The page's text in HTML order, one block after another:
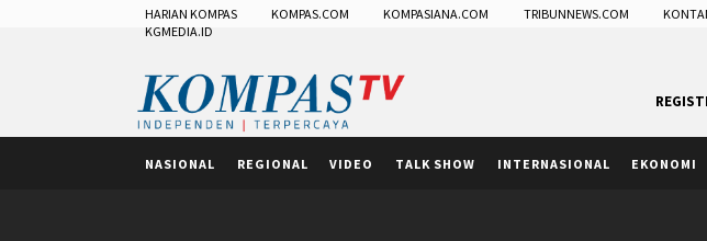
HARIAN KOMPAS KOMPAS.COM KOMPASIANA.COM TRIBUNNEWS.COM
KGMEDIA.ID
NASIONAL REGIONAL VIDEO TALK SHOW INTERNASIONAL EKONOMI